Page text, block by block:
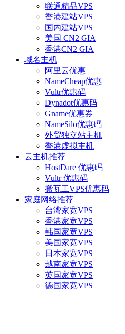
联通精品VPS
香港建站VPS
国内建站VPS
美国 CN2 GIA
香港CN2 GIA
域名主机
阿里云优惠
NameCheap优惠
Vultr优惠码
Dynadot优惠码
Gname优惠券
NameSilo优惠码
外贸独立站主机
香港虚拟主机
云主机推荐
HostDare 优惠码
Vultr 优惠码
搬瓦工VPS优惠码
家庭网络推荐
台湾家宽VPS
香港家宽VPS
韩国家宽VPS
美国家宽VPS
日本家宽VPS
越南家宽VPS
英国家宽VPS
德国家宽VPS